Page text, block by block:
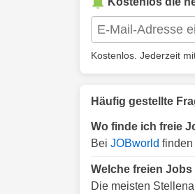
Kostenlos. Jederzeit
Häufig gestellte
Wo finde ich freie
Bei JOBworld finden
Welche freien
Die meisten